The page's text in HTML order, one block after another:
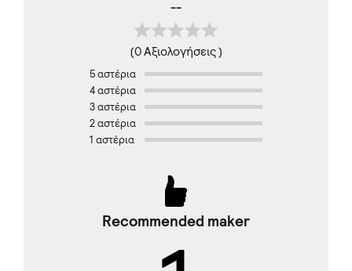
--
(0 Αξιολογήσεις )
5 αστέρια
4 αστέρια
3 αστέρια
2 αστέρια
1 αστέρια
Recommended maker